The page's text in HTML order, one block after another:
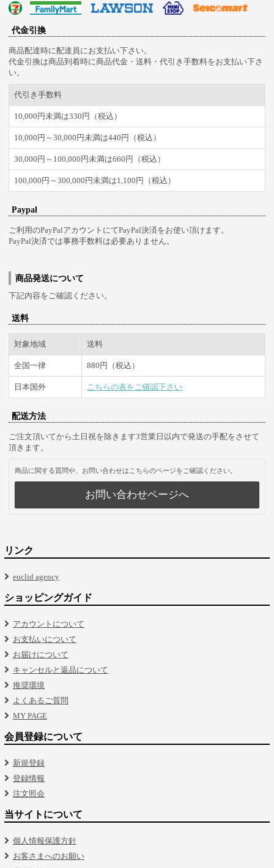
代金引換
商品配達時に配達員にお支払い下さい。
代金引換は商品到着時に商品代金・送料・代引き手数料をお支払い下さ
い。
代引き手数料
10,000円未満は330円（税込）
10,000円～30,000円未満は440円（税込）
30,000円～100,000円未満は660円（税込）
100,000円～300,000円未満は1,100円（税込）
Paypal
ご利用のPayPalアカウントにてPayPal決済をお使い頂けます。
PayPal決済では事務手数料は必要ありません。
商品発送について
下記内容をご確認ください。
送料
対象地域 送料
全国一律 880円（税込）
日本国外 こちらの表をご確認下さい
配送方法
ご注文頂いてから土日祝を除きます3営業日以内で発送の手配をさせて
頂きます。
商品に関する質問や、お問い合わせはこちらのページをご確認ください。
お問い合わせページへ
リンク
euclid agency
ショッピングガイド
アカウントについて
お支払いについて
お届けについて
キャンセルと返品について
推奨環境
よくあるご質問
MY PAGE
会員登録について
新規登録
登録情報
注文照会
当サイトについて
個人情報保護方針
お客さまへのお願い